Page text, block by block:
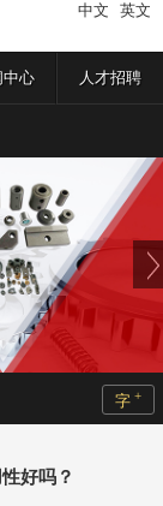
中文 英文
中心 人才招聘
字 +
好吗？